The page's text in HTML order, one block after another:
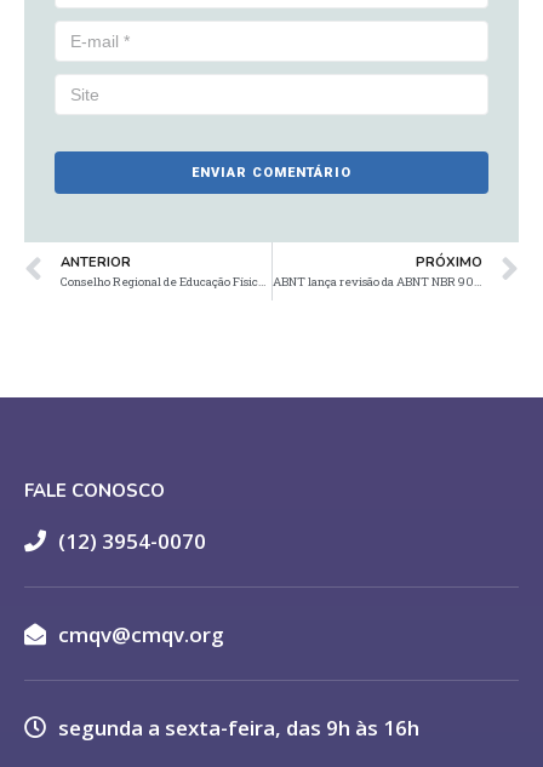
ANTERIOR
Conselho Regional de Educação Física protocola notícia-crime contra atriz Cláudia Raia
PRÓXIMO
ABNT lança revisão da ABNT NBR 9050 de Acessibilidade
FALE CONOSCO
(12) 3954-0070
cmqv@cmqv.org
segunda a sexta-feira, das 9h às 16h